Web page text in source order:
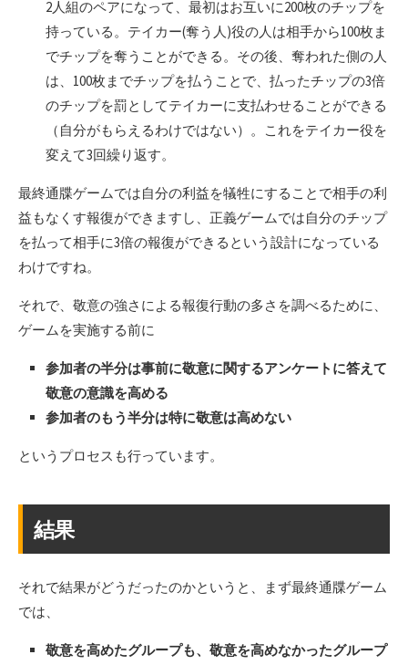
2人組のペアになって、最初はお互いに200枚のチップを
持っている。テイカー(奪う人)役の人は相手から100枚ま
でチップを奪うことができる。その後、奪われた側の人
は、100枚までチップを払うことで、払ったチップの3倍
のチップを罰としてテイカーに支払わせることができる
（自分がもらえるわけではない）。これをテイカー役を
変えて3回繰り返す。
最終通牒ゲームでは自分の利益を犠牲にすることで相手の利
益もなくす報復ができますし、正義ゲームでは自分のチップ
を払って相手に3倍の報復ができるという設計になっている
わけですね。
それで、敬意の強さによる報復行動の多さを調べるために、
ゲームを実施する前に
参加者の半分は事前に敬意に関するアンケートに答えて
敬意の意識を高める
参加者のもう半分は特に敬意は高めない
というプロセスも行っています。
結果
それで結果がどうだったのかというと、まず最終通牒ゲーム
では、
敬意を高めたグループも、敬意を高めなかったグループ